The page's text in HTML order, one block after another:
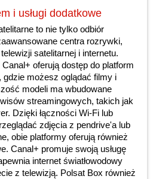
i usługi dodatkowe
to nie tylko odbiór
centra rozrywki,
satelitarnej i internetu.
oferują dostęp do platform
możesz oglądać filmy i
modeli ma wbudowane
streamingowych, takich jak
Dzięki łączności Wi-Fi lub
zdjęcia z pendrive'a lub
obie platformy oferują również
Canal+ promuje swoją usługę
internet światłowodowy
z telewizją. Polsat Box również